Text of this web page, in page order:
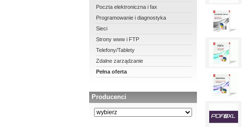
Poczta elektroniczna i fax
Programowanie i diagnostyka
Sieci
Strony www i FTP
Telefony/Tablety
Zdalne zarządzanie
Pełna oferta
Producenci